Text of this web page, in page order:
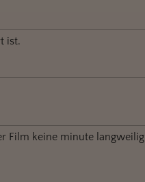
ist.
Film keine minute langweilig